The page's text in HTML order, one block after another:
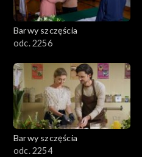
Barwy szczęścia
odc. 2256
Barwy szczęścia
odc. 2254